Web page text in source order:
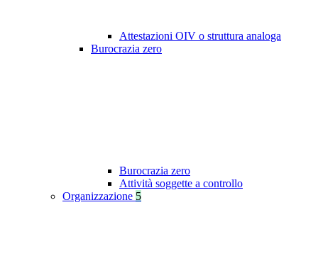
Attestazioni OIV o struttura analoga
Burocrazia zero
Burocrazia zero
Attività soggette a controllo
Organizzazione 5